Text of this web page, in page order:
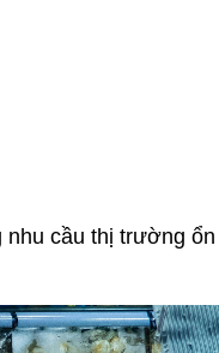
cầu thị trường ổn